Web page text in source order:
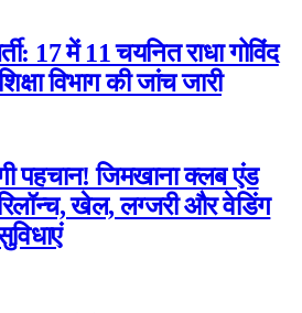
17 में 11 चयनित राधा गोविंद
विभाग की जांच जारी
पहचान! जिमखाना क्लब एंड
रिलॉन्च, खेल, लग्जरी और वेडिंग